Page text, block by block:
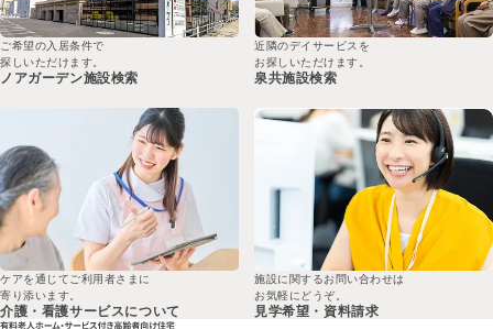
ご希望の入居条件で
探しいただけます。
ノアガーデン施設検索
近隣のデイサービスを
お探しいただけます。
泉共施設検索
ケアを通じてご利用者さまに
寄り添います。
介護・看護サービスについて
施設に関するお問い合わせは
お気軽にどうぞ。
見学希望・ 資料請求